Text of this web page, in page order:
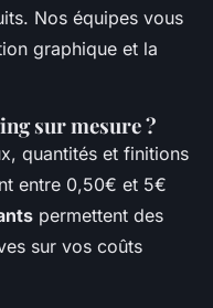
Nos équipes vous
graphique et la
sur mesure ?
quantités et finitions
entre 0,50€ et 5€
permettent des
sur vos coûts